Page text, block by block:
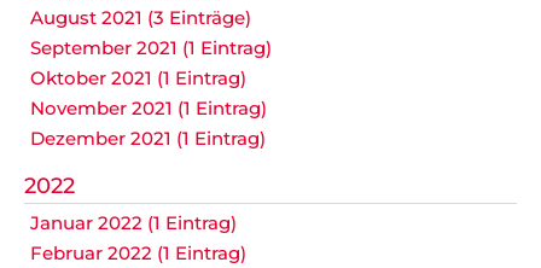
August 2021 (3 Einträge)
September 2021 (1 Eintrag)
Oktober 2021 (1 Eintrag)
November 2021 (1 Eintrag)
Dezember 2021 (1 Eintrag)
2022
Januar 2022 (1 Eintrag)
Februar 2022 (1 Eintrag)